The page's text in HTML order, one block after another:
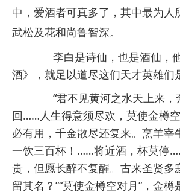
中，爱酒者可真多了，其中最为人
武松及花和尚鲁智深。
李白是诗仙，也是酒仙，
酒》，就足以道尽这们天才英雄们
“君不见黄河之水天上来，
回……人生得意须尽欢，莫使金樽
必有用，千金散尽还复来。烹羊宰
一饮三百杯！……将近酒，杯莫停
贵，但愿长醉不复醒。古来圣贤多
留其名？”“莫使金樽空对月”，金